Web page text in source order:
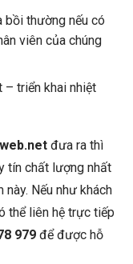
bồi thường nếu có
viên của chúng
triển khai nhiệt
đưa ra thì
tín chất lượng nhất
Nếu như khách
thể liên hệ trực tiếp
979 để được hỗ